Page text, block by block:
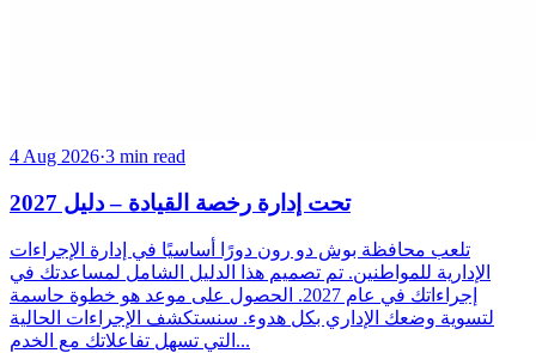
4 Aug 2026·3 min read
تحت إدارة رخصة القيادة – دليل 2027
تلعب محافظة بوش دو رون دورًا أساسيًا في إدارة الإجراءات
الإدارية للمواطنين. تم تصميم هذا الدليل الشامل لمساعدتك في
إجراءاتك في عام 2027. الحصول على موعد هو خطوة حاسمة
لتسوية وضعك الإداري بكل هدوء. سنستكشف الإجراءات الحالية
التي تسهل تفاعلاتك مع الخدم...